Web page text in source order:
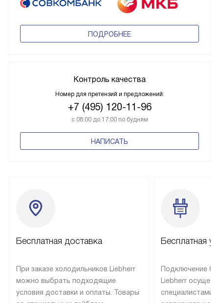
ПОДРОБНЕЕ
Контроль качества
Номер для претензий и предложений:
+7 (495) 120-11-96
с 08:00 до 17:00 по будням
НАПИСАТЬ
Бесплатная доставка
При заказе холодильников Liebherr
можно выбрать подходящие
условия доставки и оплаты. Товары
Бесплатная
Подключение
Liebherr
специалистами